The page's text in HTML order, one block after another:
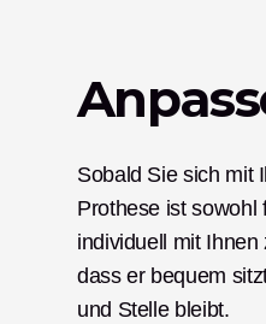
Sobald Sie sich mit
Prothese ist sowohl
individuell mit
dass er bequem
und Stelle bleibt.